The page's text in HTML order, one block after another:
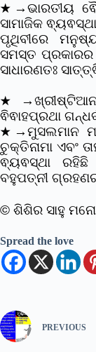
★→ଭାରତୀୟ
ସାମାଜିକ
ପୃଥିବୀରେ
ସମସ୍ତ ପ୍ରକାରର
ସାଧାରଣତଃ
ଵିଵାହପ୍ରଥା
★→ମୁସଲମାନ
ଚୁକ୍ତିନାମା ଏବଂ
ଵ୍ୟଵସ୍ଥା
ବହୁପତ୍ନୀ
© ଶିଶିର ସାହୁ
Spread the love
PREVIOUS